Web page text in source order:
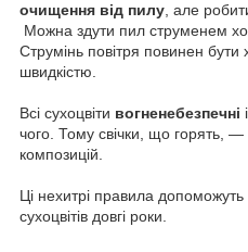
очищення від пилу, але
Можна здути пил струменем
Струмінь повітря повинен
швидкістю.
Всі сухоцвіти вогненебезпечні
чого. Тому свічки, що горять, —
композицій.
Ці нехитрі правила допоможуть
сухоцвітів довгі роки.